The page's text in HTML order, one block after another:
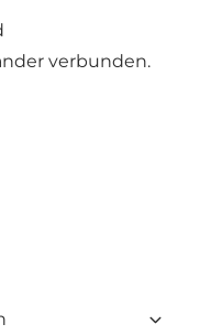
verbunden.